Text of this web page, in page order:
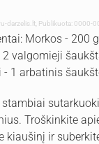
darzelis.lt Publikuota: 0000-
Morkos - 200
2 valgomieji
- 1 arbatinis
Troškinkite
kiaušinį ir